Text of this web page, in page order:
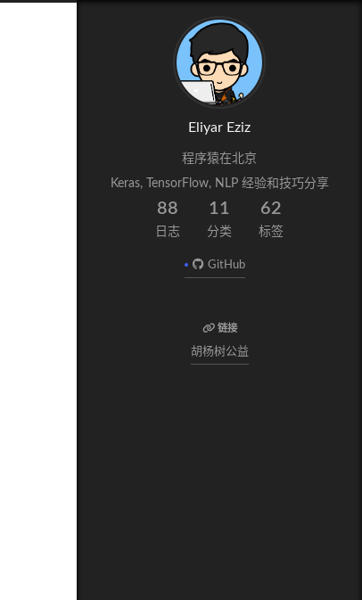
Eliyar Eziz
程序猿在北京
Keras, TensorFlow, NLP 经验和技巧分享
88
日志
11
分类
62
标签
GitHub
链接
胡杨树公益